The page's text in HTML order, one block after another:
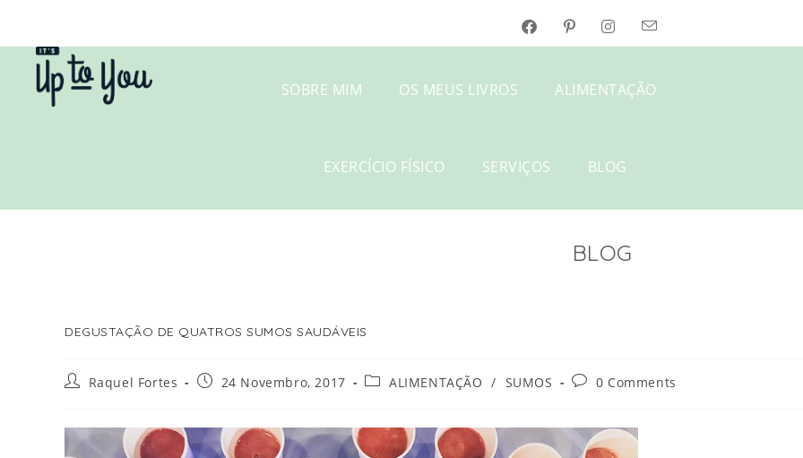
SOBRE MIM OS MEUS LIVROS ALIMENTAÇÃO
EXERCÍCIO FÍSICO SERVIÇOS BLOG
BLOG
DEGUSTAÇÃO DE QUATROS SUMOS SAUDÁVEIS
Raquel Fortes 24 Novembro, 2017 ALIMENTAÇÃO / SUMOS 0 Comments